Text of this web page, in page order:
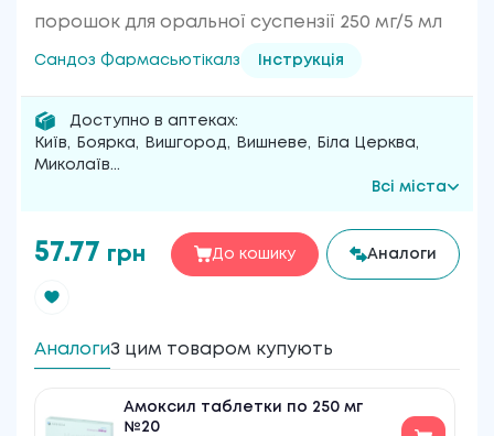
порошок для оральної суспензії 250 мг/5 мл
Сандоз Фармасьютікалз Інструкція
Доступно в аптеках:
Київ, Боярка, Вишгород, Вишневе, Біла Церква,
Миколаїв...
Всі міста
57.77 грн До кошику Аналоги
АналогиЗ цим товаром купують
Амоксил таблетки по 250 мг
№20